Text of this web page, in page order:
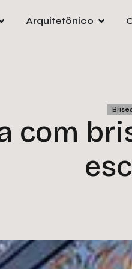
Arquitetônico
com